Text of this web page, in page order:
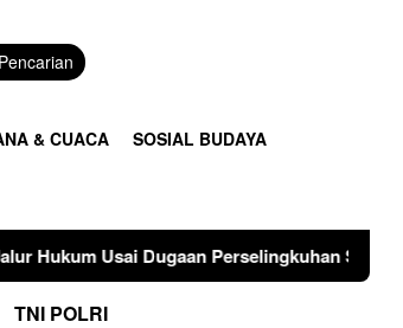
Pencarian
& CUACA SOSIAL BUDAYA
Perselingkuhan Suami di Sulawesi Tengah
TNI POLRI